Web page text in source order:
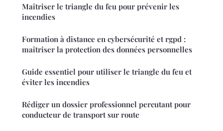
Maîtriser le triangle du feu pour prévenir les
incendies
Formation à distance en cybersécurité et rgpd :
maîtriser la protection des données personnelles
Guide essentiel pour utiliser le triangle du feu et
éviter les incendies
Rédiger un dossier professionnel percutant pour
conducteur de transport sur route